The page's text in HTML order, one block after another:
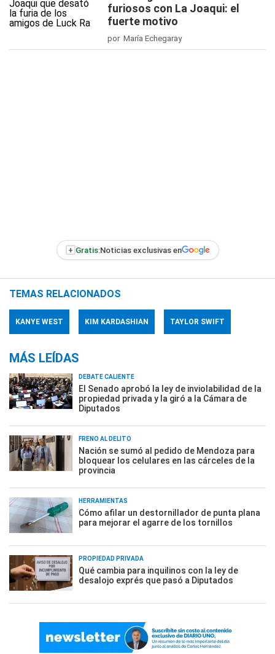
furiosos con La Joaqui: el
fuerte motivo
por María Echegaray
+ Gratis:Noticias exclusivas en
TEMAS RELACIONADOS
KANYE WEST KIM KARDASHIAN TAYLOR SWIFT
MÁS LEÍDAS
DEBATE CALIENTE
El Senado aprobó la ley de inviolabilidad de la
propiedad privada y la giró a la Cámara de
Diputados
FRENO AL DELITO
Nación se sumó al pedido de Mendoza para
bloquear los celulares en las cárceles de la
provincia
HERRAMIENTAS
Cómo afilar un destornillador de punta plana
para mejorar el agarre de los tornillos
PROPIEDAD PRIVADA
Qué cambia para inquilinos con la ley de
desalojo exprés que pasó a Diputados